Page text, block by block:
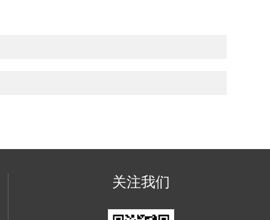
关注我们